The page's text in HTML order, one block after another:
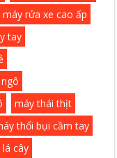
máy rửa xe cao ấp
tay
máy thái thịt
thổi bụi cầm tay
cây